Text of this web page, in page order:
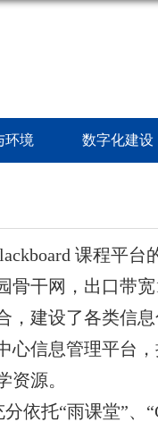
环境 数字化建设
课程平台
骨干网，出口带宽
，建设了各类信
心信息管理平台
源。
依托“雨课堂”、“